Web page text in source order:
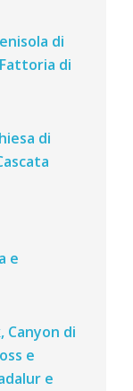
di
di
di
e
Canyon di
e
e